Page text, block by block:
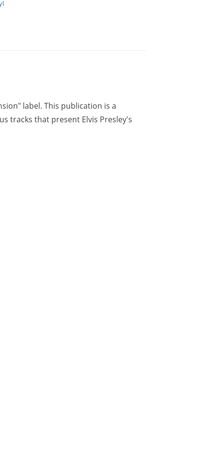
label. This publication is a
tracks that present Elvis Presley's